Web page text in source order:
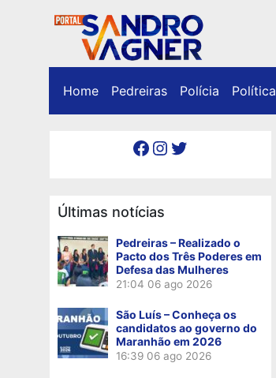
Home Pedreiras Polícia Política
Facebook Instagram Twitter
Últimas notícias
Pedreiras – Realizado o
Pacto dos Três Poderes em
Defesa das Mulheres
21:04 06 ago 2026
São Luís – Conheça os
candidatos ao governo do
Maranhão em 2026
16:39 06 ago 2026